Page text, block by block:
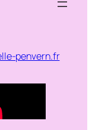
penvern.fr